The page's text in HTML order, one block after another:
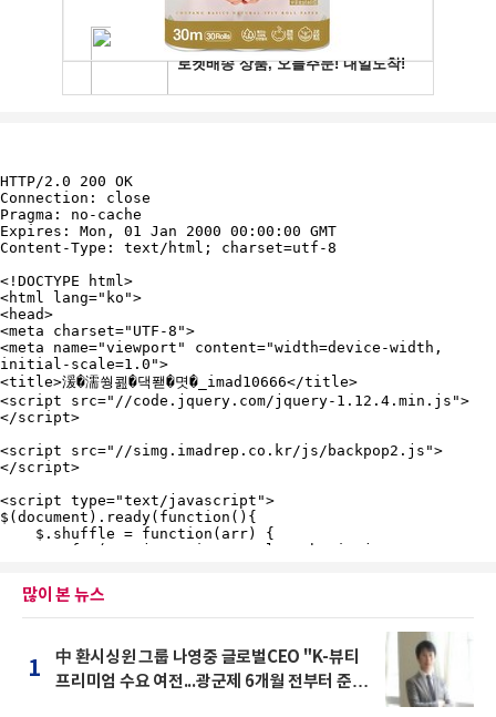
많이 본 뉴스
1
中 환시싱윈 그룹 나영중 글로벌CEO "K-뷰티
프리미엄 수요 여전...광군제 6개월 전부터 준비